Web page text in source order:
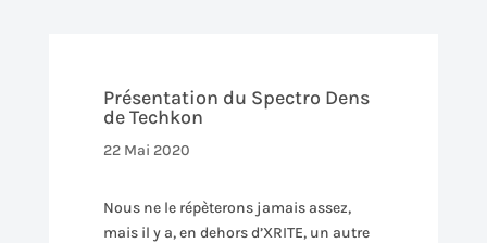
Présentation du Spectro Dens
de Techkon
22 Mai 2020
Nous ne le répèterons jamais assez,
mais il y a, en dehors d’XRITE, un autre